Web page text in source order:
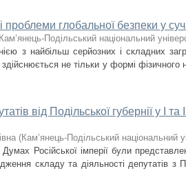
глобальної безпеки у
Кам’янець-Подільський національний
з найбільш серйозних і складних
не тільки у формі фізичного
від Подільської губернії у І
(Кам’янець-Подільський національний
Російської імперії були
складу та діяльності депутатів з